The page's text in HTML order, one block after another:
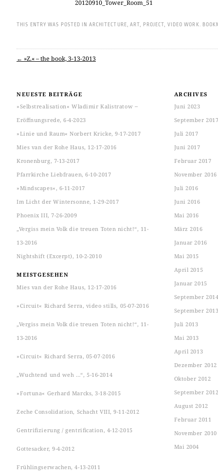
20120910_Tower_Room_51
THIS ENTRY WAS POSTED IN ARCHITECTURE,ART, PROJECT, VIDEO WORK.
Post navigation
← »Z.« – the book, 3-13-2013
NEUESTE BEITRÄGE
»Selbstrealisation« Wladimir Kalistratow ‒
Eröffnungsrede, 6-4-2023
»Linie und Raum« Norbert Kricke, 9-17-2017
Mies van der Rohe Haus, 12-17-2016
Kronenburg, 7-13-2017
Pfarrkirche Liebfrauen, 6-10-2017
»Mindscapes«, 6-11-2017
Im Licht der Wintersonne, 1-29-2017
Phoenix III, 7-26-2009
„Vergiss mein Volk die treuen Toten nicht!“, 11-
13-2016
Nightshift (Excerpt), 10-2-2010
MEISTGESEHEN
Mies van der Rohe Haus, 12-17-2016
»Circuit« Richard Serra, video stills, 05-07-2016
„Vergiss mein Volk die treuen Toten nicht!“, 11-
13-2016
»Circuit« Richard Serra, 05-07-2016
„Wuchtend und weh …“, 5-16-2014
»Fortuna« Gerhard Marcks, 3-18-2015
Zeche Consolidation, Schacht VIII, 9-11-2012
Gentrifizierung / gentrification, 4-12-2015
Gottesacker, 9-4-2012
Frühlingserwachen, 4-13-2011
ARCHIVES
Juni 2023
September
Juli 2017
Juni 2017
Februar 2017
November 2016
Juli 2016
Juni 2016
Mai 2016
März 2016
Januar 2016
Mai 2015
April 2015
Januar 2015
September
September
Juli 2013
Mai 2013
April 2013
Dezember 2012
Oktober 2012
September
August 2012
Februar 2011
November 2010
Mai 2004